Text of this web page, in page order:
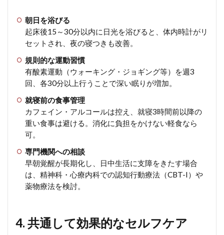
朝日を浴びる
起床後15～30分以内に日光を浴びると、体内時計がリ
セットされ、夜の寝つきも改善。
規則的な運動習慣
有酸素運動（ウォーキング・ジョギング等）を週3
回、各30分以上行うことで深い眠りが増加。
就寝前の食事管理
カフェイン・アルコールは控え、就寝3時間前以降の
重い食事は避ける。消化に負担をかけない軽食なら
可。
専門機関への相談
早朝覚醒が長期化し、日中生活に支障をきたす場合
は、精神科・心療内科での認知行動療法（CBT-I）や
薬物療法を検討。
4. 共通して効果的なセルフケア